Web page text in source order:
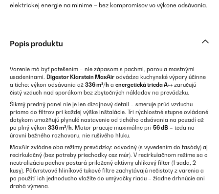
elektrickej energie na minime – bez kompromisov vo výkone odsávania.
Popis produktu
Varenie má byť potešením – nie zápasom s pachmi, parou a mastnými
usadeninami. Digestor Klarstein MaxAir odvádza kuchynské výpary účinne
a ticho: výkon odsávania až 336 m³/h a energetická trieda A++ zaručujú
čistý vzduch nad sporákom bez zbytočných nákladov na prevádzku.
Šikmý predný panel nie je len dizajnový detail – smeruje prúd vzduchu
priamo do filtrov pri každej výške inštalácie. Tri rýchlostné stupne ovládané
dotykom umožňujú plynulé nastavenie od tichého odsávania na pozadí až
po plný výkon 336 m³/h. Motor pracuje maximálne pri 56 dB – teda na
úrovni bežného rozhovoru, nie rušivého hluku.
MaxAir zvládne oba režimy prevádzky: odvodný (s vyvedením do fasády) aj
recirkulačný (bez potreby priechodky cez múr). V recirkulačnom režime sa o
neutralizáciu pachov postará priložený aktívny uhlíkový filter (1 sada, 2
kusy). Päťvrstvové hliníkové tukové filtre zachytávajú nečistoty z varenia a
po použití ich jednoducho vložíte do umývačky riadu – žiadne drhnúcie ani
drahá výmena.